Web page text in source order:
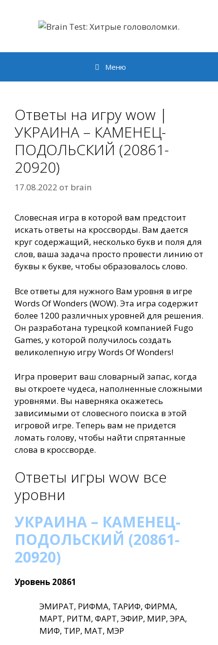
содержимому
Меню
Ответы на игру wow |
УКРАИНА – КАМЕНЕЦ-
ПОДОЛЬСКИЙ (20861-
20920)
17.08.2022 от brain
Словесная игра в которой вам предстоит
искать ответы на кроссворды. Вам дается
круг содержащий, несколько букв и поля для
слов, ваша задача просто провести линию от
буквы к букве, чтобы образовалось слово.
Все ответы для нужного Вам уровня в игре
Words Of Wonders (WOW). Эта игра содержит
более 1200 различных уровней для решения.
Он разработана турецкой компанией Fugo
Games, у которой получилось создать
великолепную игру Words Of Wonders!
Игра проверит ваш словарный запас, когда
вы откроете чудеса, наполненные сложными
уровнями. Вы наверняка окажетесь
зависимыми от словесного поиска в этой
игровой игре. Теперь вам не придется
ломать голову, чтобы найти спрятанные
слова в кроссворде.
Ответы игры wow все
уровни
УКРАИНА – КАМЕНЕЦ-
ПОДОЛЬСКИЙ (20861-
20920)
Уровень 20861
ЭМИРАТ, РИФМА, ТАРИФ, ФИРМА,
МАРТ, РИТМ, ФАРТ, ЭФИР, МИР, ЭРА,
МИФ, ТИР, МАТ, МЭР